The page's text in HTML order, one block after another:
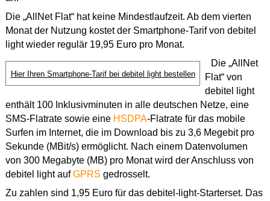
Die „AllNet Flat“ hat keine Mindestlaufzeit. Ab dem vierten
Monat der Nutzung kostet der Smartphone-Tarif von debitel
light wieder regulär 19,95 Euro pro Monat.
Hier Ihren Smartphone-Tarif bei debitel light bestellen
Die „AllNet
Flat“ von
debitel light
enthält 100 Inklusivminuten in alle deutschen Netze, eine
SMS-Flatrate sowie eine HSDPA-Flatrate für das mobile
Surfen im Internet, die im Download bis zu 3,6 Megebit pro
Sekunde (MBit/s) ermöglicht. Nach einem Datenvolumen
von 300 Megabyte (MB) pro Monat wird der Anschluss von
debitel light aufGPRS gedrosselt.
Zu zahlen sind 1,95 Euro für das debitel-light-Starterset. Das